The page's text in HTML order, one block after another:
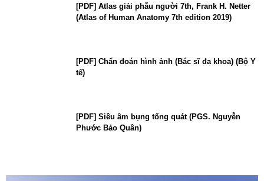
[PDF] Atlas giải phẫu người 7th, Frank H. Netter
(Atlas of Human Anatomy 7th edition 2019)
[PDF] Chẩn đoán hình ảnh (Bác sĩ đa khoa) (Bộ Y
tế)
[PDF] Siêu âm bụng tổng quát (PGS. Nguyễn
Phước Bảo Quân)